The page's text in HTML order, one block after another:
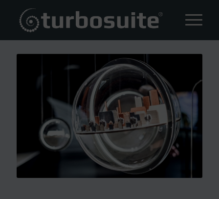
¿Qué es la inteligencia artificial o IA?